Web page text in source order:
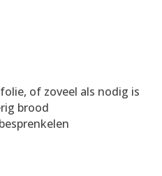
of zoveel als nodig is
brood